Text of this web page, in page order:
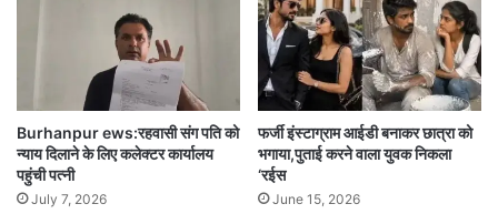
Burhanpur ews:रहवासी संग पति को
न्याय दिलाने के लिए कलेक्टर कार्यालय
पहुंची पत्नी
July 7, 2026
फर्जी इंस्टाग्राम आईडी बनाकर छात्रा को
भगाया,पुताई करने वाला युवक निकला
‘रईस
June 15, 2026